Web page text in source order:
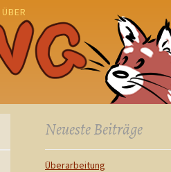
ÜBER
Neueste Beiträge
Überarbeitung